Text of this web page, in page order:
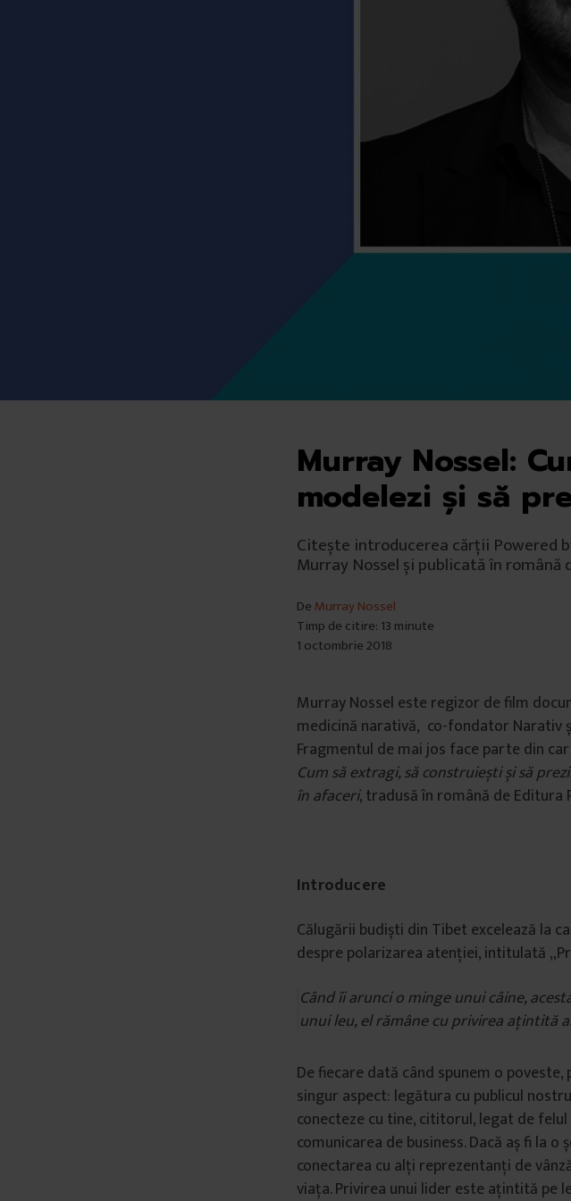
Murray Nossel:
modelezi și să
Citește introducerea cărții Powered
Murray Nossel și publicată în română
De Murray Nossel
Timp de citire: 13 minute
1 octombrie 2018
Murray Nossel este regizor de film
medicină narativă, co-fondator Narativ
Fragmentul de mai jos face parte din
Cum să extragi, să construiești și să
în afaceri, tradusă în română de Editura
Introducere
Călugării budiști din Tibet excelează la
despre polarizarea atenției, intitulată
Când îi arunci o minge unui câine,
unui leu, el rămâne cu privirea ațintită
De fiecare dată când spunem o
singur aspect: legătura cu publicul
conecteze cu tine, cititorul, legat de
comunicarea de business. Dacă aș fi la
conectarea cu alți reprezentanți de
viața. Privirea unui lider este ațintită pe